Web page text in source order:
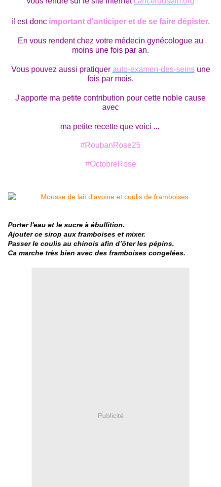
il est donc important d'anticiper et de se faire dépister.
En vous rendent chez votre médecin gynécologue au
moins une fois par an.
Vous pouvez aussi pratiquer auto-examen-des-seinsune
fois par mois.
J'apporte ma petite contribution pour cette noble cause
avec
ma petite recette que voici ...
#RoubanRose25
#OctobreRose
Porter l'eau et le sucre à ébullition.
Ajouter ce sirop aux framboises et mixer.
Passer le coulis au chinois afin d’ôter les pépins.
Ca marche très bien avec des framboises congelées.
Publicité